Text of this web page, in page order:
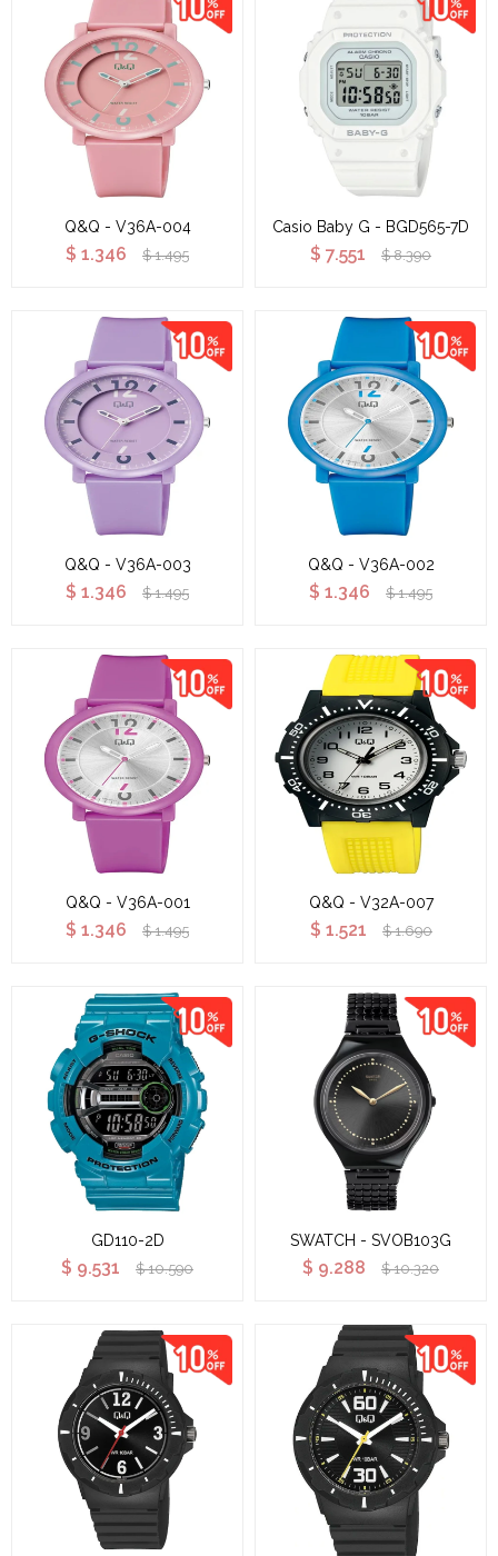
Q&Q - V36A-004
$ 1.346 $ 1.495
Casio Baby G - BGD565-7D
$ 7.551 $ 8.390
Q&Q - V36A-003
$ 1.346 $ 1.495
Q&Q - V36A-002
$ 1.346 $ 1.495
Q&Q - V36A-001
$ 1.346 $ 1.495
Q&Q - V32A-007
$ 1.521 $ 1.690
GD110-2D
$ 9.531 $ 10.590
SWATCH - SVOB103G
$ 9.288 $ 10.320